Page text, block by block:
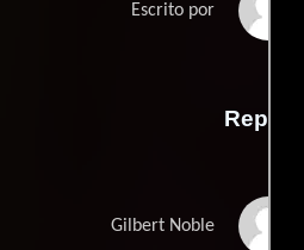
Escrito por
Reparto
Gilbert Noble